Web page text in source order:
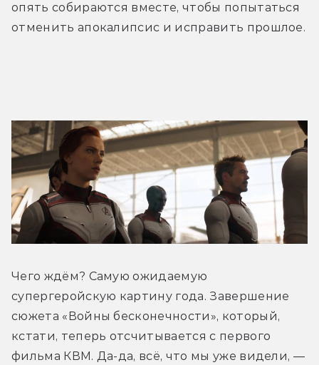
опять собираются вместе, чтобы попытаться
отменить апокалипсис и исправить прошлое.
Чего ждём? Самую ожидаемую
супергеройскую картину года. Завершение
сюжета «Войны бесконечности», который,
кстати, теперь отсчитывается с первого
фильма КВМ. Да-да, всё, что мы уже видели, —